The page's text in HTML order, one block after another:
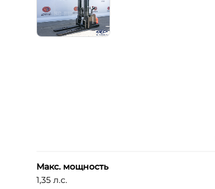
Макс. мощность
1,35 л.с.